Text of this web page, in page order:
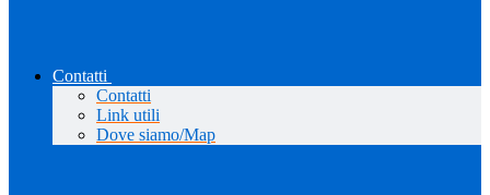
Contatti
Contatti
Link utili
Dove siamo/Map